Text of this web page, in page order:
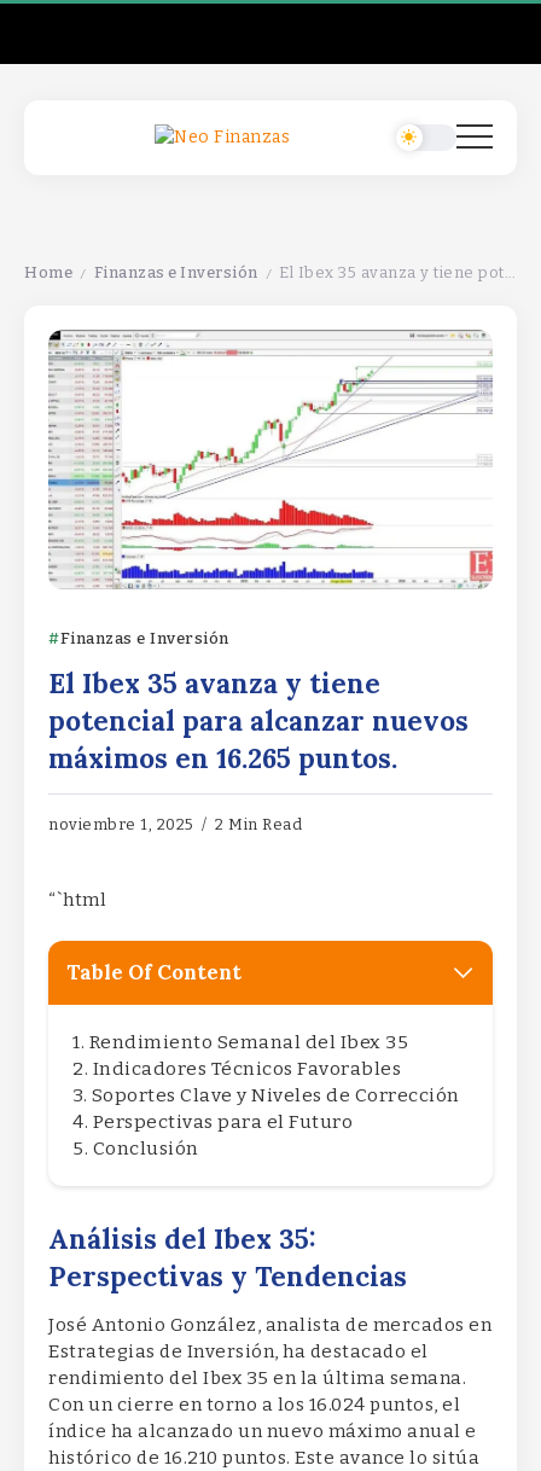
Home / Finanzas e Inversión / El Ibex 35 avanza y tiene potencial para alcanzar nuevos máximos en 16.265 puntos.
Finanzas e Inversión
El Ibex 35 avanza y tiene
potencial para alcanzar nuevos
máximos en 16.265 puntos.
noviembre 1, 2025 2 Min Read
“`html
Table Of Content
Rendimiento Semanal del Ibex 35
Indicadores Técnicos Favorables
Soportes Clave y Niveles de Corrección
Perspectivas para el Futuro
Conclusión
Análisis del Ibex 35:
Perspectivas y Tendencias
José Antonio González, analista de mercados en
Estrategias de Inversión, ha destacado el
rendimiento del Ibex 35 en la última semana.
Con un cierre en torno a los 16.024 puntos, el
índice ha alcanzado un nuevo máximo anual e
histórico de 16.210 puntos. Este avance lo sitúa